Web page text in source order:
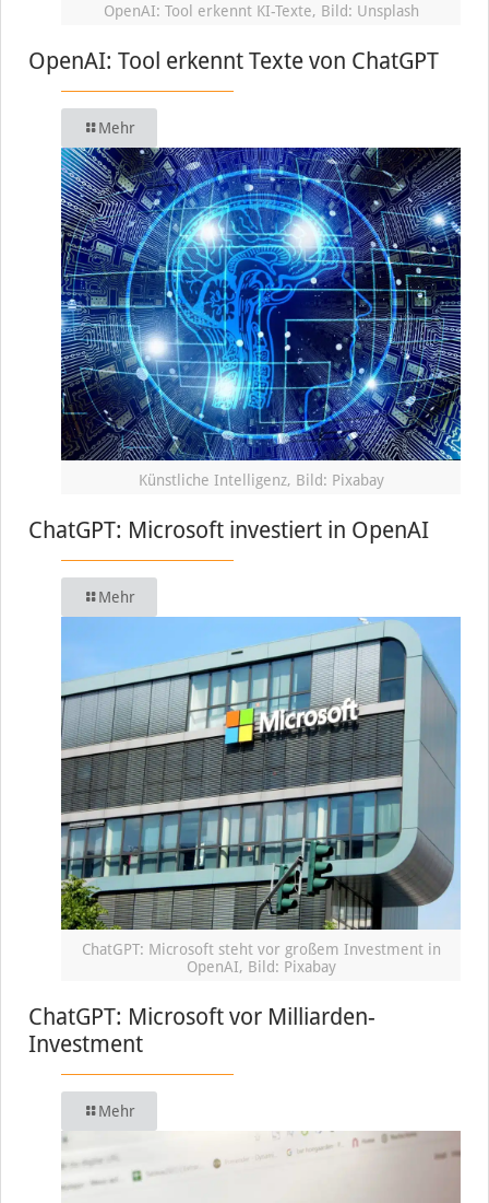
OpenAI: Tool erkennt KI-Texte, Bild: Unsplash
OpenAI: Tool erkennt Texte von ChatGPT
Mehr
Künstliche Intelligenz, Bild: Pixabay
ChatGPT: Microsoft investiert in OpenAI
Mehr
ChatGPT: Microsoft steht vor großem Investment in
OpenAI, Bild: Pixabay
ChatGPT: Microsoft vor Milliarden-
Investment
Mehr